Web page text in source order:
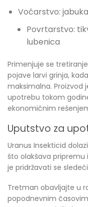
Voćarstvo:
Povrtarstvo:
lubenica
Primenjuje se
pojave larvi grinja,
maksimalna. Proizvod
upotrebu tokom
ekonomičnim
Uputstvo za
Uranus Insekticid
što olakšava pripremu
je pridržavati se
Tretman obavljajte u
popodnevnim